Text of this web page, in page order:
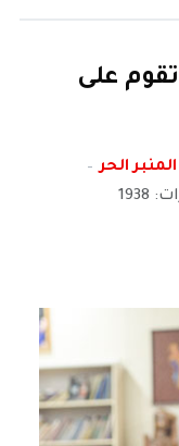
تقوم على
المنبر الحر
1938